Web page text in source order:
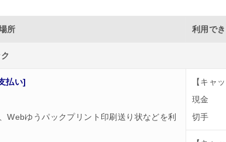
所 利用で
払い]
Webゆうパックプリント印刷送り状などを利
【キャ
現金
切手